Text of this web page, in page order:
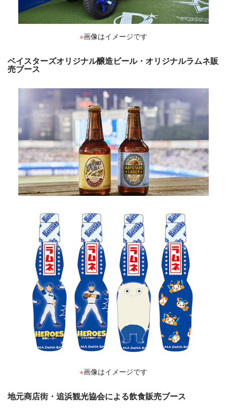
※画像はイメージです
ベイスターズオリジナル醸造ビール・オリジナルラムネ販
売ブース
※画像はイメージです
地元商店街・追浜観光協会による飲食販売ブース